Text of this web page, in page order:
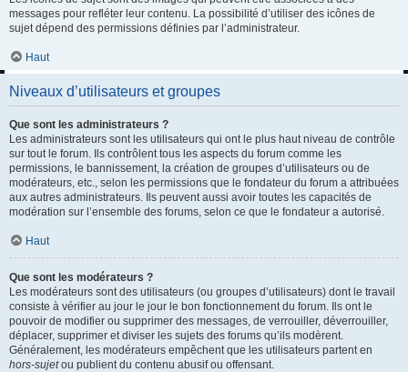
messages pour refléter leur contenu. La possibilité d’utiliser des icônes de
sujet dépend des permissions définies par l’administrateur.
Haut
Niveaux d’utilisateurs et groupes
Que sont les administrateurs ?
Les administrateurs sont les utilisateurs qui ont le plus haut niveau de contrôle
sur tout le forum. Ils contrôlent tous les aspects du forum comme les
permissions, le bannissement, la création de groupes d’utilisateurs ou de
modérateurs, etc., selon les permissions que le fondateur du forum a attribuées
aux autres administrateurs. Ils peuvent aussi avoir toutes les capacités de
modération sur l’ensemble des forums, selon ce que le fondateur a autorisé.
Haut
Que sont les modérateurs ?
Les modérateurs sont des utilisateurs (ou groupes d’utilisateurs) dont le travail
consiste à vérifier au jour le jour le bon fonctionnement du forum. Ils ont le
pouvoir de modifier ou supprimer des messages, de verrouiller, déverrouiller,
déplacer, supprimer et diviser les sujets des forums qu’ils modèrent.
Généralement, les modérateurs empêchent que les utilisateurs partent en
hors-sujetou publient du contenu abusif ou offensant.